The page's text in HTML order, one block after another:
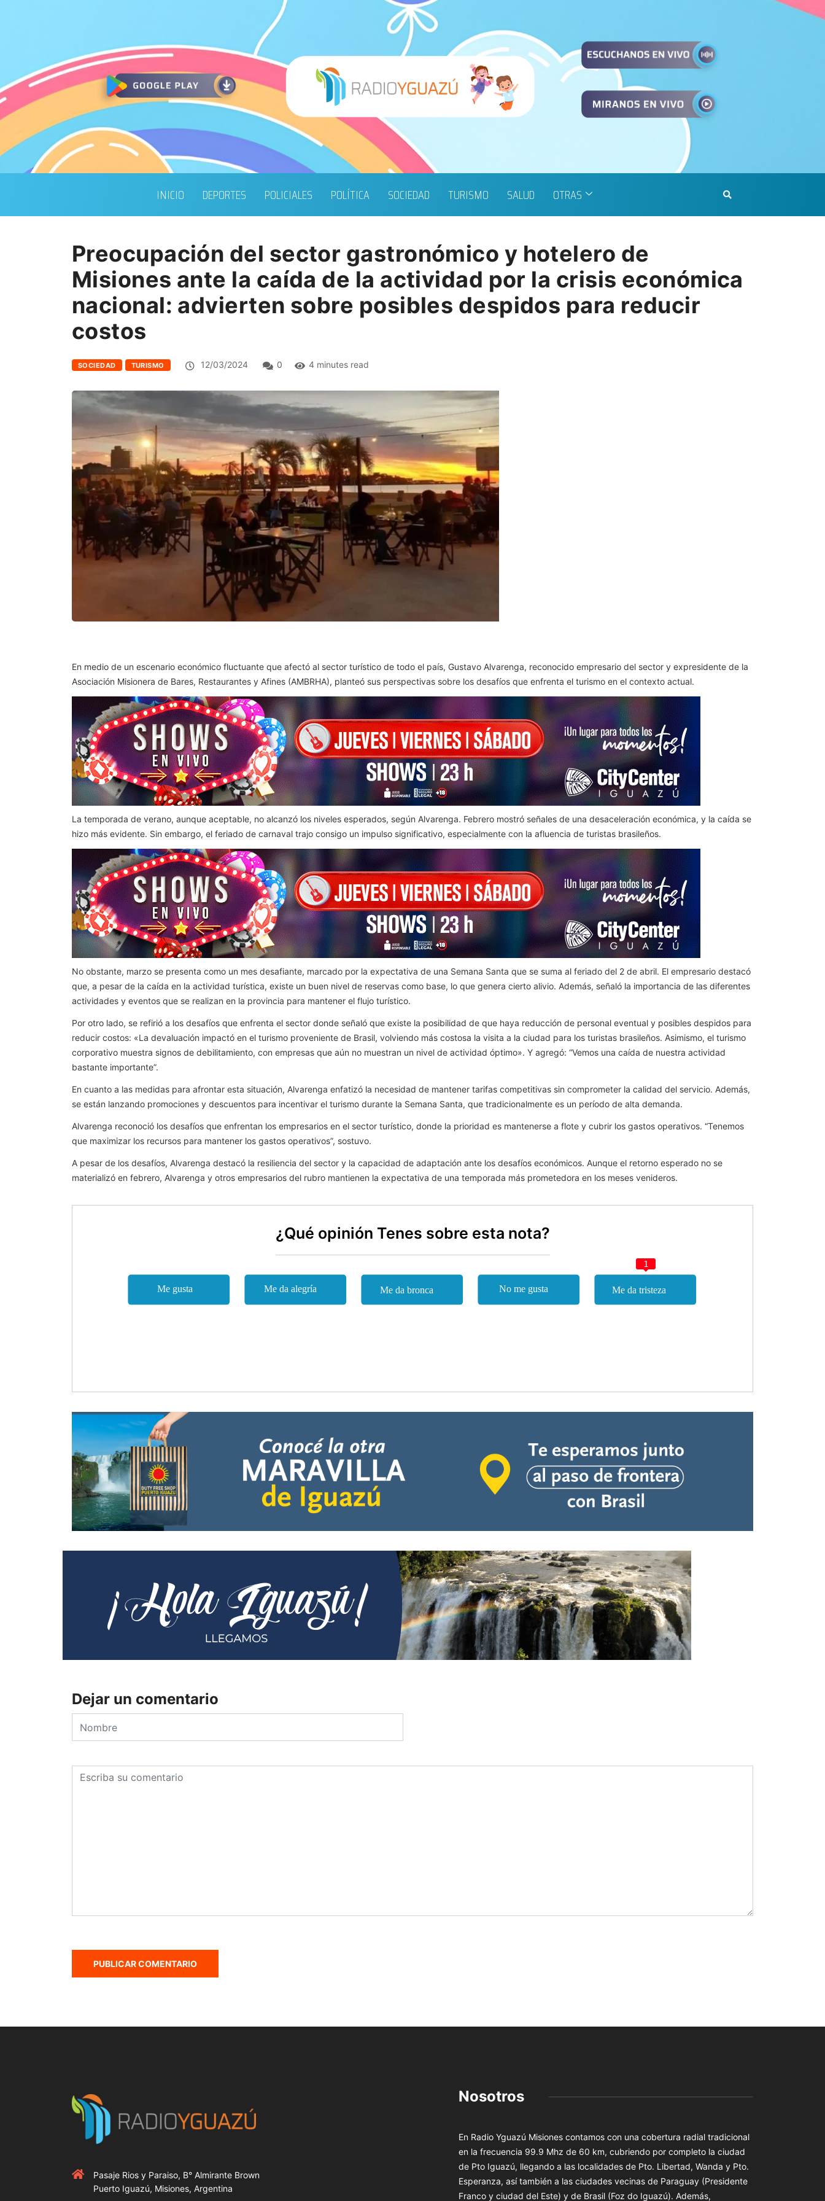
INICIO DEPORTES POLICIALES POLÍTICA SOCIEDAD TURISMO SALUD OTRAS
Preocupación del sector gastronómico y hotelero de
Misiones ante la caída de la actividad por la crisis económica
nacional: advierten sobre posibles despidos para reducir
costos
SOCIEDAD TURISMO 12/03/2024 0 4 minutes read
En medio de un escenario económico fluctuante que afectó al sector turístico de todo el país, Gustavo Alvarenga, reconocido empresario del sector y expresidente de la
Asociación Misionera de Bares, Restaurantes y Afines (AMBRHA), planteó sus perspectivas sobre los desafíos que enfrenta el turismo en el contexto actual.
La temporada de verano, aunque aceptable, no alcanzó los niveles esperados, según Alvarenga. Febrero mostró señales de una desaceleración económica, y la caída se
hizo más evidente. Sin embargo, el feriado de carnaval trajo consigo un impulso significativo, especialmente con la afluencia de turistas brasileños.
No obstante, marzo se presenta como un mes desafiante, marcado por la expectativa de una Semana Santa que se suma al feriado del 2 de abril. El empresario destacó
que, a pesar de la caída en la actividad turística, existe un buen nivel de reservas como base, lo que genera cierto alivio. Además, señaló la importancia de las diferentes
actividades y eventos que se realizan en la provincia para mantener el flujo turístico.
Por otro lado, se refirió a los desafíos que enfrenta el sector donde señaló que existe la posibilidad de que haya reducción de personal eventual y posibles despidos para
reducir costos: «La devaluación impactó en el turismo proveniente de Brasil, volviendo más costosa la visita a la ciudad para los turistas brasileños. Asimismo, el turismo
corporativo muestra signos de debilitamiento, con empresas que aún no muestran un nivel de actividad óptimo». Y agregó: “Vemos una caída de nuestra actividad
bastante importante”.
En cuanto a las medidas para afrontar esta situación, Alvarenga enfatizó la necesidad de mantener tarifas competitivas sin comprometer la calidad del servicio. Además,
se están lanzando promociones y descuentos para incentivar el turismo durante la Semana Santa, que tradicionalmente es un período de alta demanda.
Alvarenga reconoció los desafíos que enfrentan los empresarios en el sector turístico, donde la prioridad es mantenerse a flote y cubrir los gastos operativos. “Tenemos
que maximizar los recursos para mantener los gastos operativos”, sostuvo.
A pesar de los desafíos, Alvarenga destacó la resiliencia del sector y la capacidad de adaptación ante los desafíos económicos. Aunque el retorno esperado no se
materializó en febrero, Alvarenga y otros empresarios del rubro mantienen la expectativa de una temporada más prometedora en los meses venideros.
¿Qué opinión Tenes sobre esta nota?
1
Dejar un comentario
Pasaje Rios y Paraiso, B° Almirante Brown
Puerto Iguazú, Misiones, Argentina
Nosotros
En Radio Yguazú Misiones contamos con una cobertura radial tradicional
en la frecuencia 99.9 Mhz de 60 km, cubriendo por completo la ciudad
de Pto Iguazú, llegando a las localidades de Pto. Libertad, Wanda y Pto.
Esperanza, así también a las ciudades vecinas de Paraguay (Presidente
Franco y ciudad del Este) y de Brasil (Foz do Iguazú). Además,